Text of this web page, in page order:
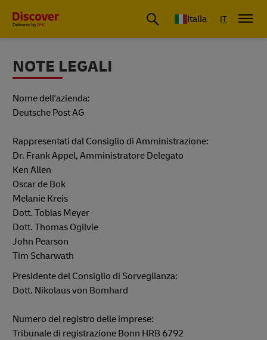
Italia IT
NOTE LEGALI
Nome dell'azienda:
Deutsche Post AG
Rappresentati dal Consiglio di Amministrazione:
Dr. Frank Appel, Amministratore Delegato
Ken Allen
Oscar de Bok
Melanie Kreis
Dott. Tobias Meyer
Dott. Thomas Ogilvie
John Pearson
Tim Scharwath
Presidente del Consiglio di Sorveglianza:
Dott. Nikolaus von Bomhard
Numero del registro delle imprese:
Tribunale di registrazione Bonn HRB 6792